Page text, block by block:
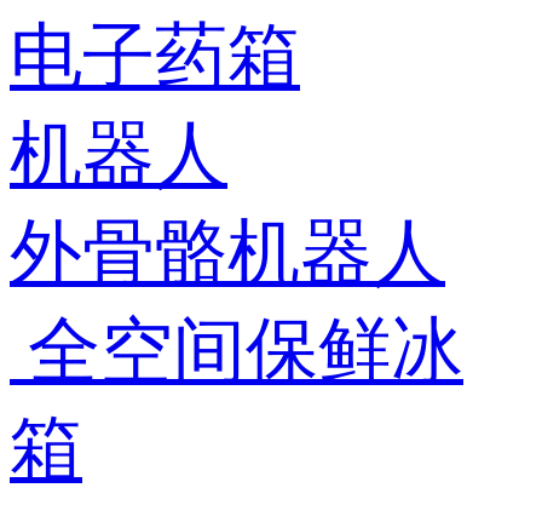
电子药箱
机器人
外骨骼机器人
全空间保鲜冰
箱